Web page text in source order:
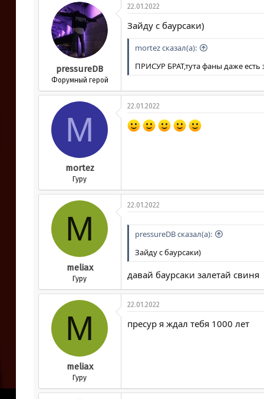
к
ц
и
и
:
pressureDB
Форумный герой
22.01.2022
Зайду с баурсаки)
mortez сказал(а):
ПРИСУР БРАТ,тута фаны даже есть
M
mortez
Гуру
22.01.2022
M
meliax
Гуру
22.01.2022
pressureDB сказал(а):
Зайду с баурсаки)
давай баурсаки залетай свиня
M
meliax
Гуру
22.01.2022
пресур я ждал тебя 1000 лет